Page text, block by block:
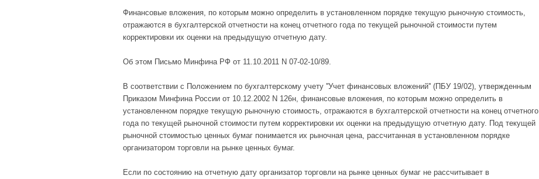
Финансовые вложения, по которым можно определить в установленном порядке текущую рыночную стоимость,
отражаются в бухгалтерской отчетности на конец отчетного года по текущей рыночной стоимости путем
корректировки их оценки на предыдущую отчетную дату.
Об этом Письмо Минфина РФ от 11.10.2011 N 07-02-10/89.
В соответствии с Положением по бухгалтерскому учету ''Учет финансовых вложений'' (ПБУ 19/02), утвержденным
Приказом Минфина России от 10.12.2002 N 126н, финансовые вложения, по которым можно определить в
установленном порядке текущую рыночную стоимость, отражаются в бухгалтерской отчетности на конец отчетного
года по текущей рыночной стоимости путем корректировки их оценки на предыдущую отчетную дату. Под текущей
рыночной стоимостью ценных бумаг понимается их рыночная цена, рассчитанная в установленном порядке
организатором торговли на рынке ценных бумаг.
Если по состоянию на отчетную дату организатор торговли на рынке ценных бумаг не рассчитывает в